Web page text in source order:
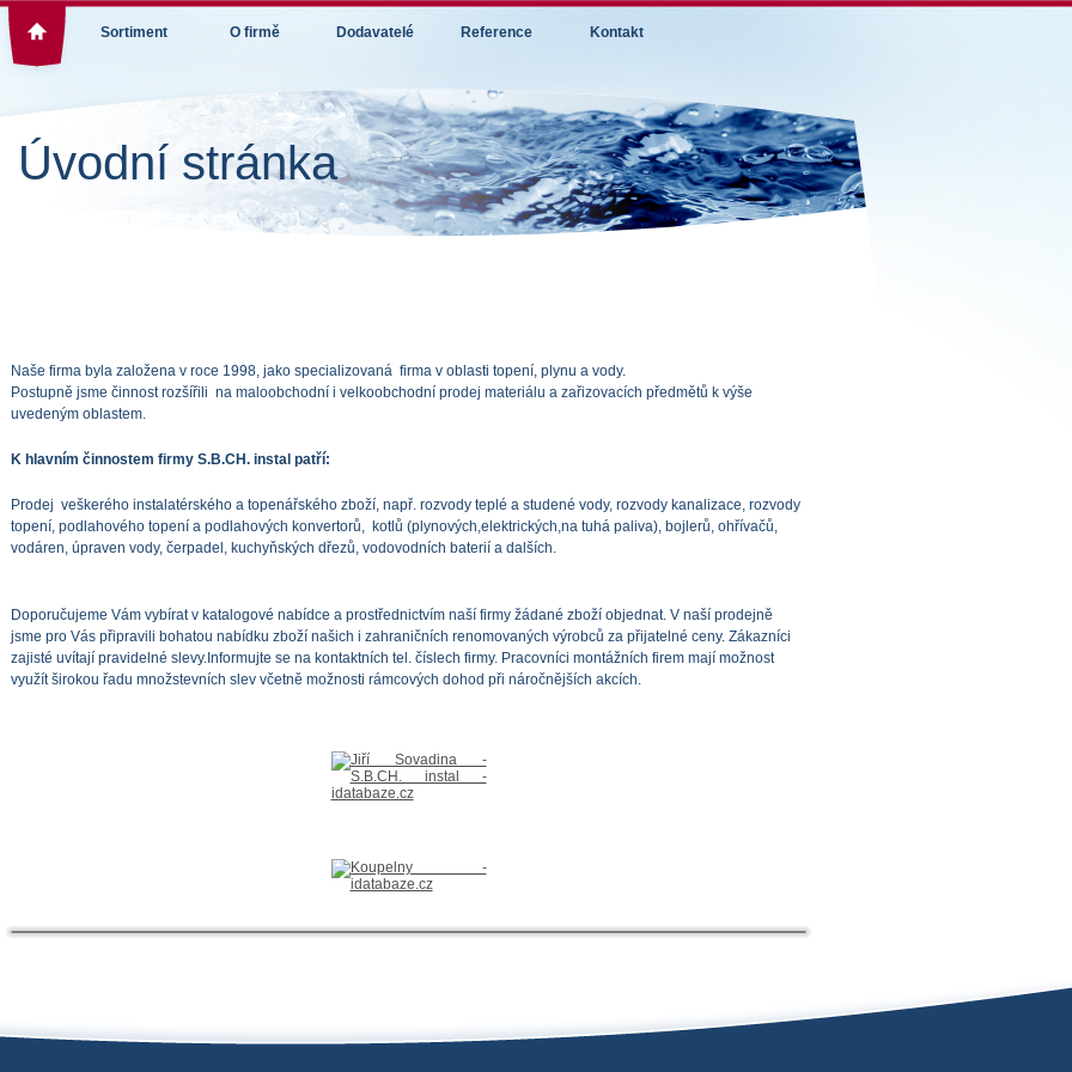
Sortiment O firmě Dodavatelé Reference Kontakt
Úvodní stránka
Naše firma byla založena v roce 1998, jako specializovaná firma v oblasti topení, plynu a vody.
Postupně jsme činnost rozšířili na maloobchodní i velkoobchodní prodej materiálu a zařizovacích předmětů k výše
uvedeným oblastem.
K hlavním činnostem firmy S.B.CH. instal patří:
Prodej veškerého instalatérského a topenářského zboží, např. rozvody teplé a studené vody, rozvody kanalizace, rozvody
topení, podlahového topení a podlahových konvertorů, kotlů (plynových,elektrických,na tuhá paliva), bojlerů, ohřívačů,
vodáren, úpraven vody, čerpadel, kuchyňských dřezů, vodovodních baterií a dalších.
Doporučujeme Vám vybírat v katalogové nabídce a prostřednictvím naší firmy žádané zboží objednat. V naší prodejně
jsme pro Vás připravili bohatou nabídku zboží našich i zahraničních renomovaných výrobců za přijatelné ceny. Zákazníci
zajisté uvítají pravidelné slevy.Informujte se na kontaktních tel. číslech firmy. Pracovníci montážních firem mají možnost
využít širokou řadu množstevních slev včetně možnosti rámcových dohod při náročnějších akcích.